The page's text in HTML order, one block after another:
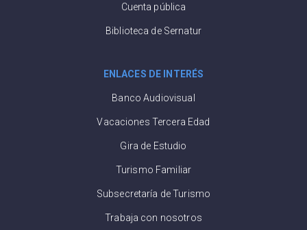
Cuenta pública
Biblioteca de Sernatur
ENLACES DE INTERÉS
Banco Audiovisual
Vacaciones Tercera Edad
Gira de Estudio
Turismo Familiar
Subsecretaría de Turismo
Trabaja con nosotros